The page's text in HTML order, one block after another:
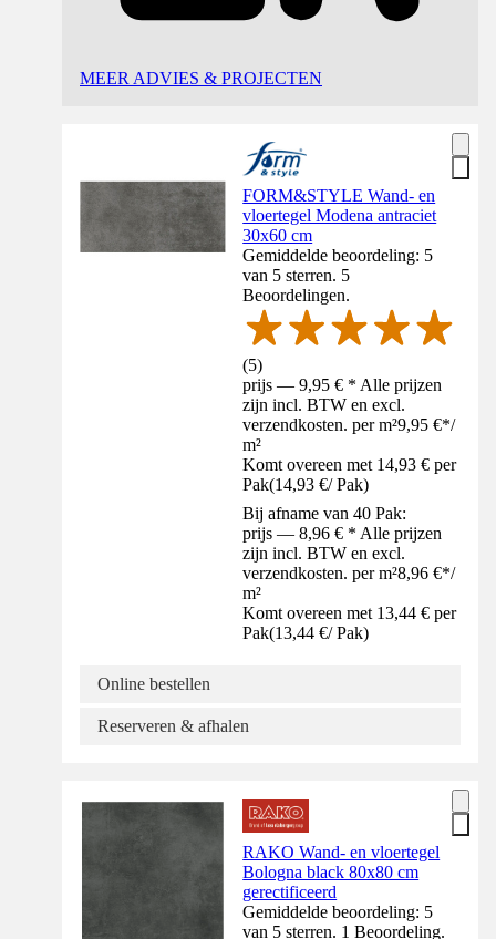
MEER ADVIES & PROJECTEN
FORM&STYLE Wand- en
vloertegel Modena antraciet
30x60 cm
Gemiddelde beoordeling: 5
van 5 sterren. 5
Beoordelingen.
(5)
prijs — 9,95 € * Alle prijzen
zijn incl. BTW en excl.
verzendkosten. per m²9,95 €*/
m²
Komt overeen met 14,93 € per
Pak(14,93 €/ Pak)
Bij afname van 40 Pak:
prijs — 8,96 € * Alle prijzen
zijn incl. BTW en excl.
verzendkosten. per m²8,96 €*/
m²
Komt overeen met 13,44 € per
Pak(13,44 €/ Pak)
Online bestellen
Reserveren & afhalen
RAKO Wand- en vloertegel
Bologna black 80x80 cm
gerectificeerd
Gemiddelde beoordeling: 5
van 5 sterren. 1 Beoordeling.